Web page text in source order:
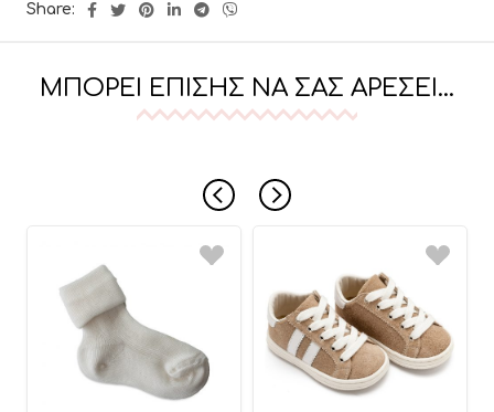
Share:
ΜΠΟΡΕΊ ΕΠΊΣΗΣ ΝΑ ΣΑΣ ΑΡΈΣΕΙ…